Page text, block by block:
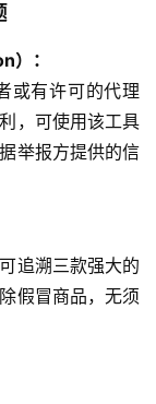
：
或有许可的代理
，可使用该工具
举报方提供的信
追溯三款强大的
假冒商品，无须